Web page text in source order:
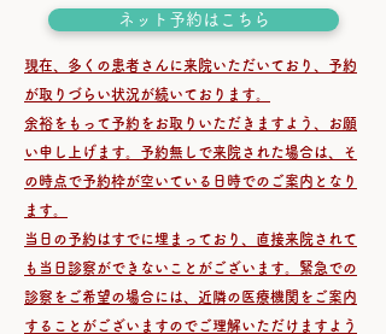
ネット予約はこちら
現在、多くの患者さんに来院いただいており、予約
が取りづらい状況が続いております。
余裕をもって予約をお取りいただきますよう、お願
い申し上げます。予約無しで来院された場合は、そ
の時点で予約枠が空いている日時でのご案内となり
ます。
当日の予約はすでに埋まっており、直接来院されて
も当日診察ができないことがございます。緊急での
診察をご希望の場合には、近隣の医療機関をご案内
することがございますのでご理解いただけますよう